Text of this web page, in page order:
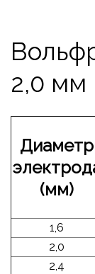
2,0 мм
Диаметр
(мм)
1,6
2,0
2,4